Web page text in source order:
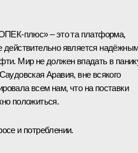
плюс» – это та платформа,
действительно является
Мир не должен впадать в
Аравия, вне всякого
всем нам, что на поставки
положиться.
и потреблении.